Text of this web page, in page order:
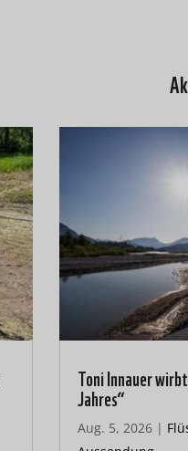
Toni Innauer
Jahres“
Aug. 5, 2026|